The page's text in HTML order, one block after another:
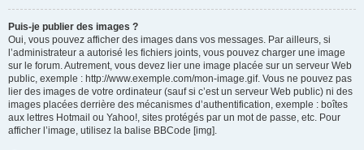
Puis-je publier des images ?
Oui, vous pouvez afficher des images dans vos messages. Par ailleurs, si
l’administrateur a autorisé les fichiers joints, vous pouvez charger une image
sur le forum. Autrement, vous devez lier une image placée sur un serveur Web
public, exemple : http://www.exemple.com/mon-image.gif. Vous ne pouvez pas
lier des images de votre ordinateur (sauf si c’est un serveur Web public) ni des
images placées derrière des mécanismes d’authentification, exemple : boîtes
aux lettres Hotmail ou Yahoo!, sites protégés par un mot de passe, etc. Pour
afficher l’image, utilisez la balise BBCode [img].